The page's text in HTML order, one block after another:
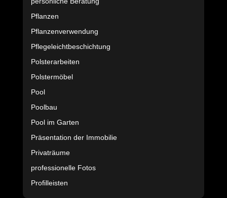
Pflanzen
Pflanzenverwendung
Pflegeleichtbeschichtung
Polsterarbeiten
Polstermöbel
Pool
Poolbau
Pool im Garten
Präsentation der Immobilie
Privaträume
professionelle Fotos
Profilleisten